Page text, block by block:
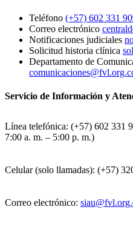
Teléfono (+57) 602 331
Correo electrónico
Notificaciones judiciales
Solicitud historia clínica
Departamento de
Servicio de Información y
Línea telefónica: (+57) 602 331
7:00 a. m. – 5:00 p. m.)
Celular (solo llamadas): (+57)
Correo electrónico: